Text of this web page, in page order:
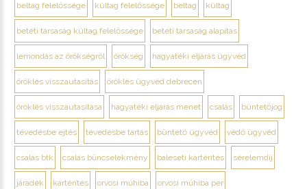
beltag felelőssége kültag felelőssége beltag kültag
betéti társaság kültag felelőssége betéti társaság alapítás
lemondás az örökségről örökség hagyatéki eljárás ügyvéd
öröklés visszautasítás öröklés ügyvéd debrecen
öröklés visszautasítása hagyatéki eljárás menet csalás büntetőjog
tévedésbe ejtés tévedésbe tartás büntető ügyvéd védő ügyvéd
csalás btk csalás bűncselekmény baleseti kártérítés sérelemdíj
járadék kártérítés orvosi műhiba orvosi műhiba per